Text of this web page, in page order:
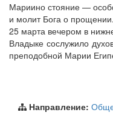
Мариино стояние —
и молит Бога о прощении.
25 марта вечером в
Владыке сослужило
преподобной Марии
Направление: